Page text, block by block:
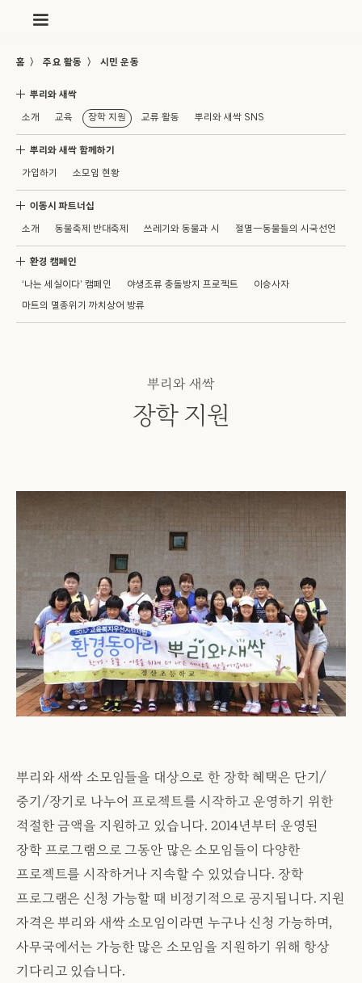
홈 〉 주요 활동 〉 시민 운동
뿌리와 새싹
소개 교육 장학 지원 교류 활동 뿌리와 새싹 SNS
뿌리와 새싹 함께하기
가입하기 소모임 현황
이동시 파트너십
소개 동물축제 반대축제 쓰레기와 동물과 시 절멸—동물들의 시국선언
환경 캠페인
‘나는 세실이다’ 캠페인 야생조류 충돌방지 프로젝트 이승사자
마트의 멸종위기 까치상어 방류
뿌리와 새싹
장학 지원
뿌리와 새싹 소모임들을 대상으로 한 장학 혜택은 단기/
중기/장기로 나누어 프로젝트를 시작하고 운영하기 위한
적절한 금액을 지원하고 있습니다. 2014년부터 운영된
장학 프로그램으로 그동안 많은 소모임들이 다양한
프로젝트를 시작하거나 지속할 수 있었습니다. 장학
프로그램은 신청 가능할 때 비정기적으로 공지됩니다. 지원
자격은 뿌리와 새싹 소모임이라면 누구나 신청 가능하며,
사무국에서는 가능한 많은 소모임을 지원하기 위해 항상
기다리고 있습니다.